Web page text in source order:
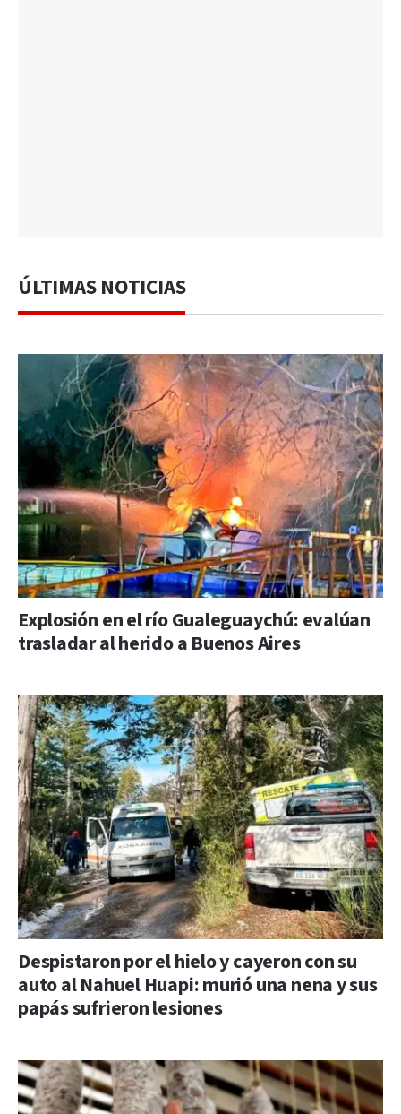
ÚLTIMAS NOTICIAS
Explosión en el río Gualeguaychú: evalúan
trasladar al herido a Buenos Aires
Despistaron por el hielo y cayeron con su
auto al Nahuel Huapi: murió una nena y sus
papás sufrieron lesiones